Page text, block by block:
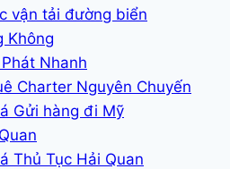
vận tải đường biển
Không
Nhanh
Charter Nguyên Chuyến
Gửi hàng đi Mỹ
Thủ Tục Hải Quan